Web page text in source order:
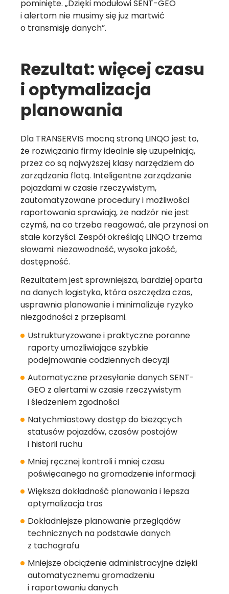
pominięte. „Dzięki modułowi SENT-GEO
i alertom nie musimy się już martwić
o transmisję danych”.
Rezultat: więcej czasu
i optymalizacja
planowania
Dla TRANSERVIS mocną stroną LINQO jest to,
że rozwiązania firmy idealnie się uzupełniają,
przez co są najwyższej klasy narzędziem do
zarządzania flotą. Inteligentne zarządzanie
pojazdami w czasie rzeczywistym,
zautomatyzowane procedury i możliwości
raportowania sprawiają, że nadzór nie jest
czymś, na co trzeba reagować, ale przynosi on
stałe korzyści. Zespół określają LINQO trzema
słowami: niezawodność, wysoka jakość,
dostępność.
Rezultatem jest sprawniejsza, bardziej oparta
na danych logistyka, która oszczędza czas,
usprawnia planowanie i minimalizuje ryzyko
niezgodności z przepisami.
Ustrukturyzowane i praktyczne poranne
raporty umożliwiające szybkie
podejmowanie codziennych decyzji
Automatyczne przesyłanie danych SENT-
GEO z alertami w czasie rzeczywistym
i śledzeniem zgodności
Natychmiastowy dostęp do bieżących
statusów pojazdów, czasów postojów
i historii ruchu
Mniej ręcznej kontroli i mniej czasu
poświęcanego na gromadzenie informacji
Większa dokładność planowania i lepsza
optymalizacja tras
Dokładniejsze planowanie przeglądów
technicznych na podstawie danych
z tachografu
Mniejsze obciążenie administracyjne dzięki
automatycznemu gromadzeniu
i raportowaniu danych